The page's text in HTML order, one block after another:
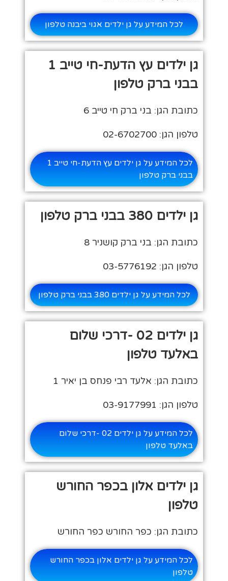
לכל המידע על גן ילדים אגוי ביבנה טלפון
גן ילדים עץ הדעת-חי טייב 1
בבני ברק טלפון
כתובת הגן: בני ברק חי טייב 6
טלפון הגן: 02-6702700
לכל המידע על גן ילדים עץ הדעת-חי טייב 1
בבני ברק טלפון
גן ילדים 380 בבני ברק טלפון
כתובת הגן: בני ברק קושניר 8
טלפון הגן: 03-5776192
לכל המידע על גן ילדים 380 בבני ברק טלפון
גן ילדים 02 -דרכי שלום
באלעד טלפון
כתובת הגן: אלעד רבי פנחס בן יאיר 1
טלפון הגן: 03-9177991
לכל המידע על גן ילדים 02 -דרכי שלום
באלעד טלפון
גן ילדים אלון בכפר החורש
טלפון
כתובת הגן: כפר החורש כפר החורש
לכל המידע על גן ילדים אלון בכפר החורש
טלפון